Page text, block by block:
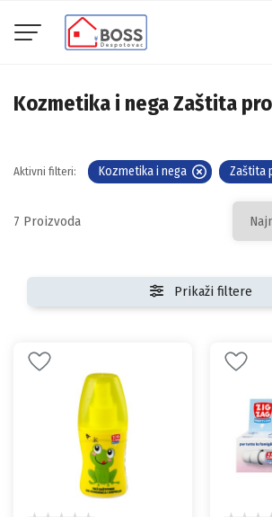
Kozmetika i nega Zaštita
Aktivni filteri: Kozmetika i nega Zaštita
7
Prikaži filtere